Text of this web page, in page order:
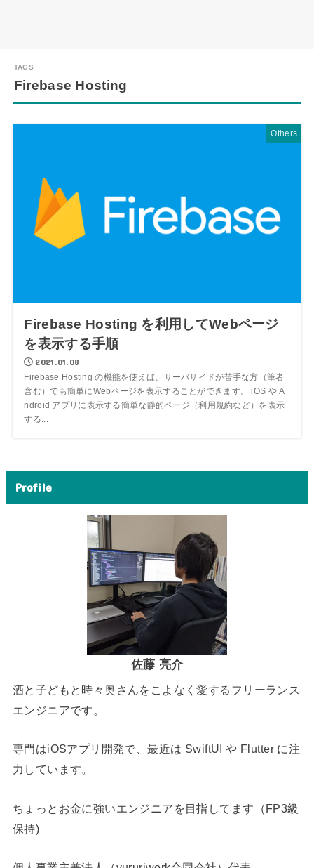
Firebase Hosting
Others
Firebase Hosting を利用してWebページ
を表示する手順
2021.01.08
Firebase Hosting の機能を使えば、サーバサイドが苦手な方（筆者
含む）でも簡単にWebページを表示することができます。 iOS や A
ndroid アプリに表示する簡単な静的ページ（利用規約など）を表示
する...
Profile
佐藤 亮介
酒と子どもと時々奥さんをこよなく愛するフリーランス
エンジニアです。
専門はiOSアプリ開発で、最近は SwiftUI や Flutter に注
力しています。
ちょっとお金に強いエンジニアを目指してます（FP3級
保持)